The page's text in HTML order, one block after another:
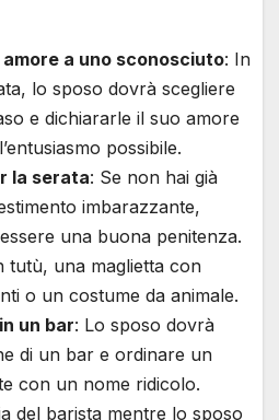
a uno sconosciuto: In
lo sposo dovrà scegliere
e dichiararle il suo amore
possibile.
la serata: Se non hai già
imbarazzante,
una buona penitenza.
tutù, una maglietta con
o un costume da animale.
un bar: Lo sposo dovrà
di un bar e ordinare un
con un nome ridicolo.
del barista mentre lo sposo